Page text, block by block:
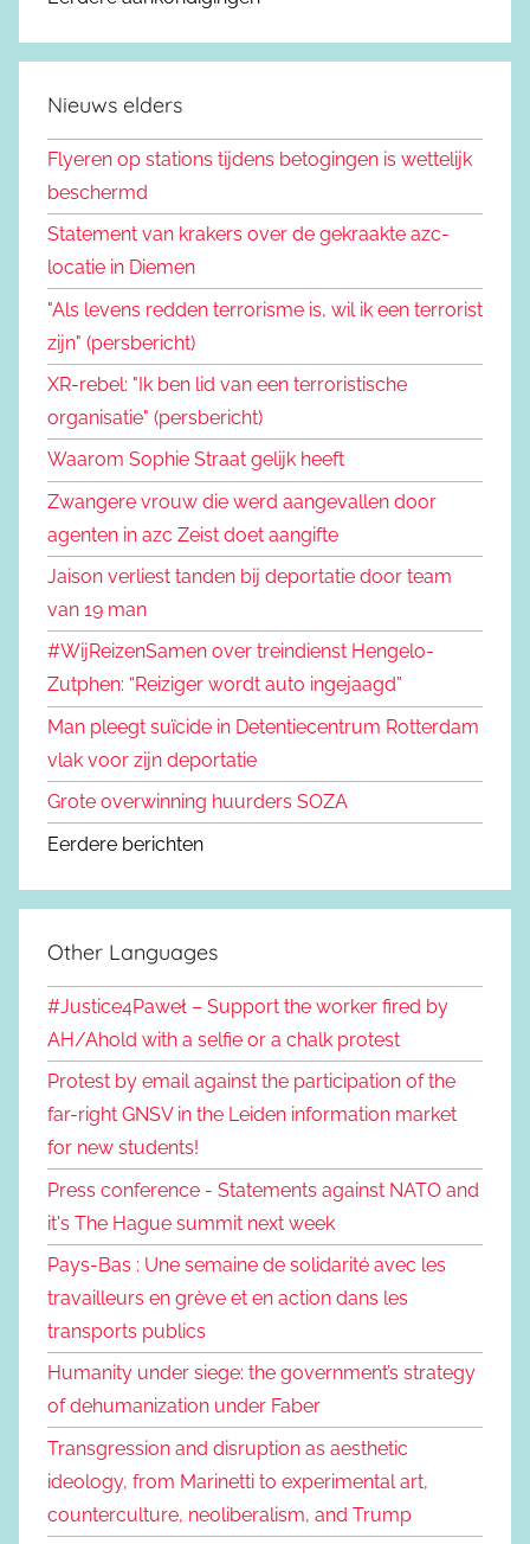
Nieuws elders
Flyeren op stations tijdens betogingen is wettelijk
beschermd
Statement van krakers over de gekraakte azc-
locatie in Diemen
"Als levens redden terrorisme is, wil ik een terrorist
zijn" (persbericht)
XR-rebel: "Ik ben lid van een terroristische
organisatie" (persbericht)
Waarom Sophie Straat gelijk heeft
Zwangere vrouw die werd aangevallen door
agenten in azc Zeist doet aangifte
Jaison verliest tanden bij deportatie door team
van 19 man
#WijReizenSamen over treindienst Hengelo-
Zutphen: “Reiziger wordt auto ingejaagd”
Man pleegt suïcide in Detentiecentrum Rotterdam
vlak voor zijn deportatie
Grote overwinning huurders SOZA
Eerdere berichten
Other Languages
#Justice4Paweł – Support the worker fired by
AH/Ahold with a selfie or a chalk protest
Protest by email against the participation of the
far-right GNSV in the Leiden information market
for new students!
Press conference - Statements against NATO and
it's The Hague summit next week
Pays-Bas : Une semaine de solidarité avec les
travailleurs en grève et en action dans les
transports publics
Humanity under siege: the government’s strategy
of dehumanization under Faber
Transgression and disruption as aesthetic
ideology, from Marinetti to experimental art,
counterculture, neoliberalism, and Trump